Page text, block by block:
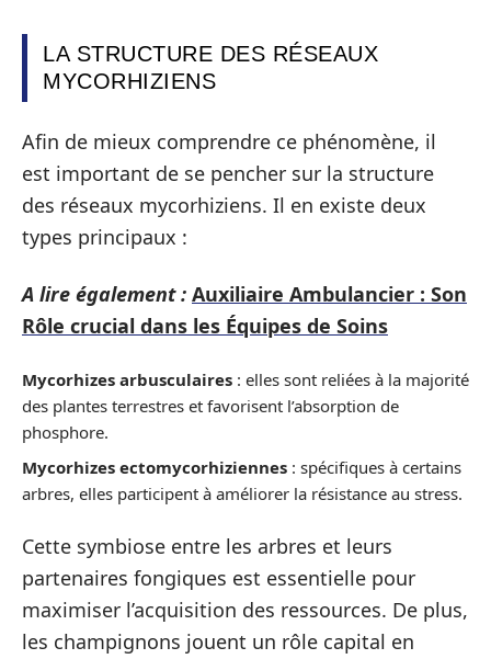
LA STRUCTURE DES RÉSEAUX
MYCORHIZIENS
Afin de mieux comprendre ce phénomène, il
est important de se pencher sur la structure
des réseaux mycorhiziens. Il en existe deux
types principaux :
A lire également : Auxiliaire Ambulancier : Son
Rôle crucial dans les Équipes de Soins
Mycorhizes arbusculaires : elles sont reliées à la majorité
des plantes terrestres et favorisent l’absorption de
phosphore.
Mycorhizes ectomycorhiziennes : spécifiques à certains
arbres, elles participent à améliorer la résistance au stress.
Cette symbiose entre les arbres et leurs
partenaires fongiques est essentielle pour
maximiser l’acquisition des ressources. De plus,
les champignons jouent un rôle capital en